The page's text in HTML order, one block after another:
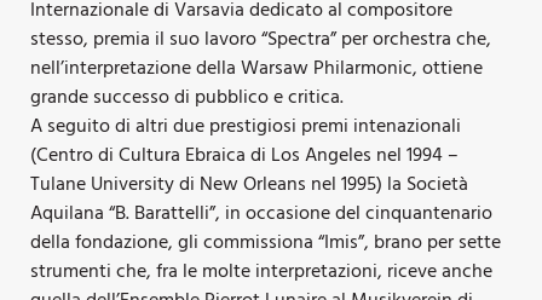
Internazionale di Varsavia dedicato al compositore
stesso, premia il suo lavoro “Spectra” per orchestra che,
nell’interpretazione della Warsaw Philarmonic, ottiene
grande successo di pubblico e critica.
A seguito di altri due prestigiosi premi intenazionali
(Centro di Cultura Ebraica di Los Angeles nel 1994 –
Tulane University di New Orleans nel 1995) la Società
Aquilana “B. Barattelli”, in occasione del cinquantenario
della fondazione, gli commissiona “Imis”, brano per sette
strumenti che, fra le molte interpretazioni, riceve anche